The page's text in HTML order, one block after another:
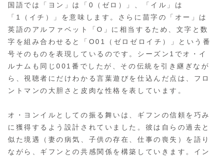
国語では「ヨン」は「0（ゼロ）」、「イル」は
「1（イチ）」を意味します。さらに苗字の「オー」は
英語のアルファベット「O」に相当するため、文字と数
字を組み合わせると「O01（ゼロゼロイチ）」という番
号そのものを表現しているのです。シーズン1でオ・イ
ルナムも同じ001番でしたが、その伝統を引き継ぎなが
ら、視聴者にだけわかる言葉遊びを仕込んだ点は、フロ
ントマンの大胆さと皮肉な性格を表しています。
オ・ヨンイルとしての振る舞いは、ギフンの信頼を巧み
に獲得するよう設計されていました。彼は自らの過去と
似た境遇（妻の病気、子供の存在、仕事の喪失）を語り
ながら、ギフンとの共感関係を構築していきます。イン